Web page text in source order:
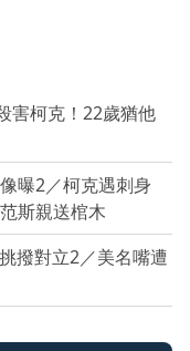
害柯克！22歲猶他
曝2／柯克遇刺身
斯親送棺木
撥對立2／美名嘴遭